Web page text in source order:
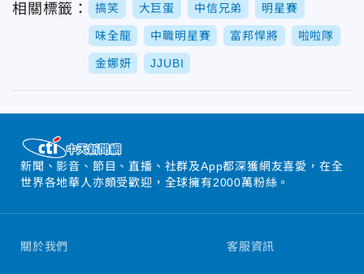
相關標籤： 搞笑 大巨蛋 中信兄弟 明星賽
味全龍 中職明星賽 富邦悍將 啦啦隊
金娜妍 JJUBI
新聞、影音、節目、直播、社群及App都深獲網友喜愛，在全
世界各地華人亦頗受歡迎，全球擁有2000萬粉絲。
關於我們 客服資訊